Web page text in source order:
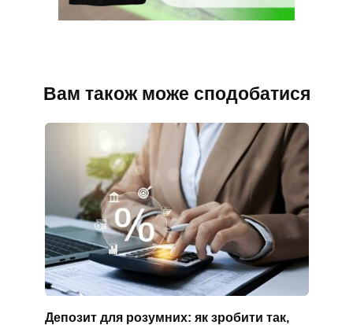
Вам також може сподобатися
Депозит для розумних: як зробити так,